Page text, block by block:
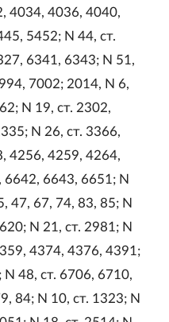
4034, 4036, 4040,
5452; N 44, ст.
6341, 6343; N 51,
7002; 2014, N 6,
N 19, ст. 2302,
N 26, ст. 3366,
4256, 4259, 4264,
6642, 6643, 6651; N
47, 67, 74, 83, 85; N
N 21, ст. 2981; N
4374, 4376, 4391;
N 48, ст. 6706, 6710,
84; N 10, ст. 1323; N